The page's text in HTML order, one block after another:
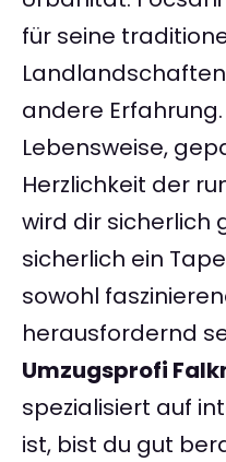
für seine
andere
Lebensweise,
Herzlichkeit der
wird dir sicherlich
sicherlich ein
sowohl
herausfordernd
Umzugsprofi
spezialisiert auf
ist, bist du gut